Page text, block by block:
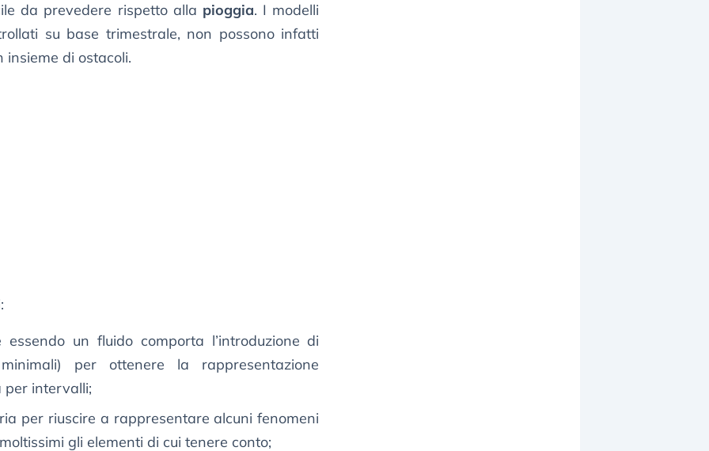
da prevedere rispetto alla pioggia. I modelli
su base trimestrale, non possono infatti
insieme di ostacoli.
un fluido comporta l’introduzione di
per ottenere la rappresentazione
per intervalli;
per riuscire a rappresentare alcuni fenomeni
gli elementi di cui tenere conto;